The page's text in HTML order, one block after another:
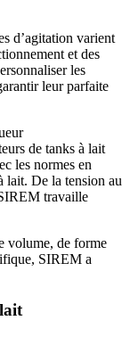
d’agitation varient
et des
les
leur parfaite
de tanks à lait
les normes en
lait. De la tension au
travaille
volume, de forme
SIREM a